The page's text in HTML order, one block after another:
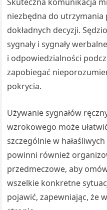
niezbędna do
dokładnych decyzji.
sygnały i sygnały
i odpowiedzialności
zapobiegać
pokrycia.
Używanie sygnałów
wzrokowego może
szczególnie w
powinni również
przedmeczowe, aby
wszelkie konkretne
pojawić, zapewniając, że